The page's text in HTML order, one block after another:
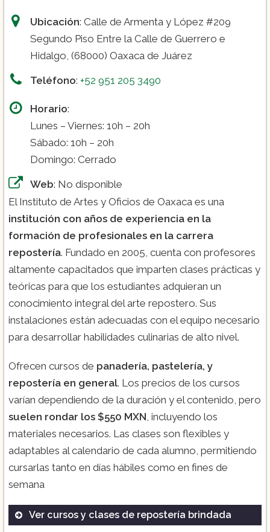
Ubicación: Calle de Armenta y López #209
Segundo Piso Entre la Calle de Guerrero e
Hidalgo, (68000) Oaxaca de Juárez
Teléfono: +52 951 205 3490
Horario:
Lunes – Viernes: 10h – 20h
Sábado: 10h – 20h
Domingo: Cerrado
Web: No disponible
El Instituto de Artes y Oficios de Oaxaca es una
institución con años de experiencia en la
formación de profesionales en la carrera
repostería. Fundado en 2005, cuenta con profesores
altamente capacitados que imparten clases prácticas y
teóricas para que los estudiantes adquieran un
conocimiento integral del arte repostero. Sus
instalaciones están adecuadas con el equipo necesario
para desarrollar habilidades culinarias de alto nivel.
Ofrecen cursos de panadería, pastelería, y
repostería en general. Los precios de los cursos
varían dependiendo de la duración y el contenido, pero
suelen rondar los $550 MXN , incluyendo los
materiales necesarios. Las clases son flexibles y
adaptables al calendario de cada alumno, permitiendo
cursarlas tanto en días hábiles como en fines de
semana​
Ver cursos y clases de repostería brindada